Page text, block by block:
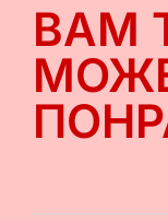
ВАМ